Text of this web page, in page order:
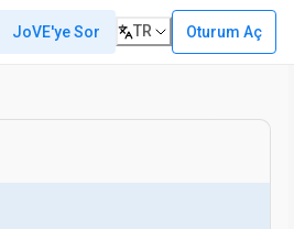
JoVE'ye Sor TR Oturum Aç